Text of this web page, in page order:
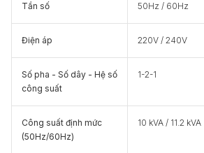
Tần số 50Hz / 60Hz
Điện áp 220V / 240V
Số pha - Số dây - Hệ số
công suất
1-2-1
Công suất định mức
(50Hz/60Hz)
10 kVA / 11.2 kVA